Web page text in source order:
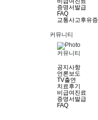
증명서발급
FAQ
교통사고후유증
커뮤니티
커뮤니티
공지사항
언론보도
TV출연
치료후기
비급여진료
증명서발급
FAQ